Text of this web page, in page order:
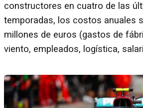
constructores en cuatro de las
temporadas, los costos anuales
millones de euros (gastos de
viento, empleados, logística,